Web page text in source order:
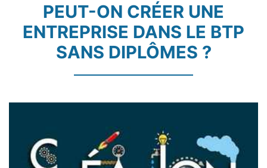
PEUT-ON CRÉER UNE
ENTREPRISE DANS LE BTP
SANS DIPLÔMES ?